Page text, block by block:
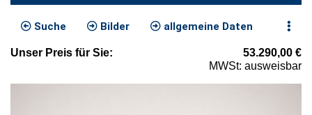
Suche Bilder allgemeine Daten
Unser Preis für Sie: 53.290,00 €
MWSt: ausweisbar